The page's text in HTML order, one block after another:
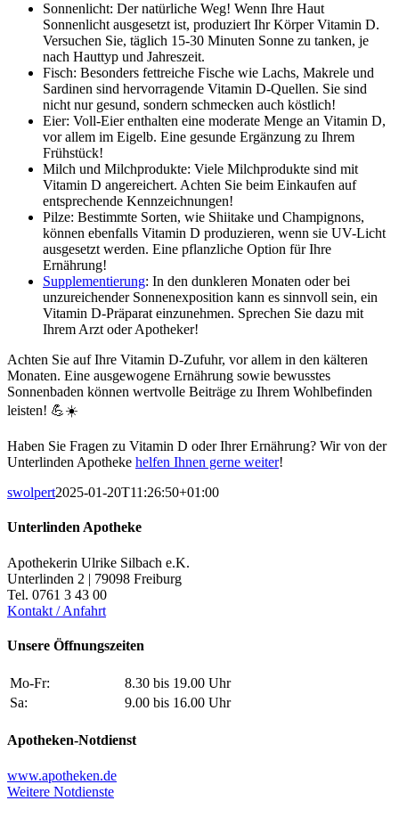
Sonnenlicht: Der natürliche Weg! Wenn Ihre Haut
Sonnenlicht ausgesetzt ist, produziert Ihr Körper Vitamin D.
Versuchen Sie, täglich 15-30 Minuten Sonne zu tanken, je
nach Hauttyp und Jahreszeit.
Fisch: Besonders fettreiche Fische wie Lachs, Makrele und
Sardinen sind hervorragende Vitamin D-Quellen. Sie sind
nicht nur gesund, sondern schmecken auch köstlich!
Eier: Voll-Eier enthalten eine moderate Menge an Vitamin D,
vor allem im Eigelb. Eine gesunde Ergänzung zu Ihrem
Frühstück!
Milch und Milchprodukte: Viele Milchprodukte sind mit
Vitamin D angereichert. Achten Sie beim Einkaufen auf
entsprechende Kennzeichnungen!
Pilze: Bestimmte Sorten, wie Shiitake und Champignons,
können ebenfalls Vitamin D produzieren, wenn sie UV-Licht
ausgesetzt werden. Eine pflanzliche Option für Ihre
Ernährung!
Supplementierung: In den dunkleren Monaten oder bei
unzureichender Sonnenexposition kann es sinnvoll sein, ein
Vitamin D-Präparat einzunehmen. Sprechen Sie dazu mit
Ihrem Arzt oder Apotheker!
Achten Sie auf Ihre Vitamin D-Zufuhr, vor allem in den kälteren
Monaten. Eine ausgewogene Ernährung sowie bewusstes
Sonnenbaden können wertvolle Beiträge zu Ihrem Wohlbefinden
leisten! 💪☀️
Haben Sie Fragen zu Vitamin D oder Ihrer Ernährung? Wir von der
Unterlinden Apotheke helfen Ihnen gerne weiter!
swolpert2025-01-20T11:26:50+01:00
Unterlinden Apotheke
Apothekerin Ulrike Silbach e.K.
Unterlinden 2 | 79098 Freiburg
Tel. 0761 3 43 00
Kontakt / Anfahrt
Unsere Öffnungszeiten
Mo-Fr:
8.30 bis 19.00 Uhr
Sa:
9.00 bis 16.00 Uhr
Apotheken-Notdienst
www.apotheken.de
Weitere Notdienste